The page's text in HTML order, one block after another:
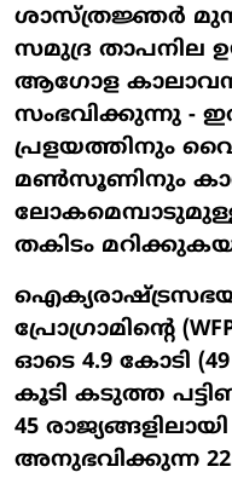
ശാസ്ത്രജ്ഞർ
സമുദ്ര താപനില
ആഗോള
സംഭവിക്കുന്നു -
പ്രളയത്തിനും
മൺസൂണിനും
തകിടം
പ്രോഗ്രാമിന്റെ
ഓടെ 4.9 കോടി
കൂടി കടുത്ത
45
അനുഭവിക്കുന്ന